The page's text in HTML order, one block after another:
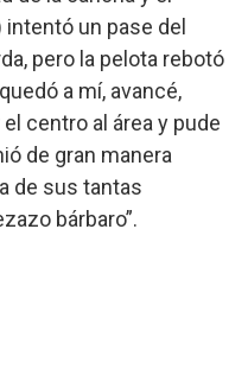
un pase del
pero la pelota rebotó
a mí, avancé,
centro al área y pude
de gran manera
de sus tantas
bárbaro”.